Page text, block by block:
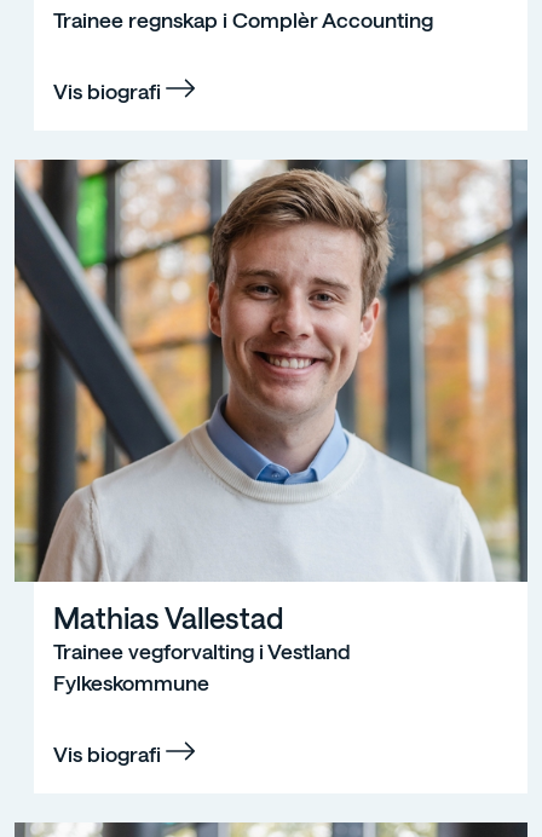
Trainee regnskap i Complèr Accounting
Vis biografi
Mathias Vallestad
Trainee vegforvalting i Vestland
Fylkeskommune
Vis biografi